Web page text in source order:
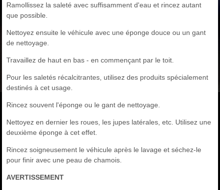
Ramollissez la saleté avec suffisamment d'eau et rincez autant
que possible.
Nettoyez ensuite le véhicule avec une éponge douce ou un gant
de nettoyage.
Travaillez de haut en bas - en commençant par le toit.
Pour les saletés récalcitrantes, utilisez des produits spécialement
destinés à cet usage.
Rincez souvent l'éponge ou le gant de nettoyage.
Nettoyez en dernier les roues, les jupes latérales, etc. Utilisez une
deuxième éponge à cet effet.
Rincez soigneusement le véhicule après le lavage et séchez-le
pour finir avec une peau de chamois.
AVERTISSEMENT